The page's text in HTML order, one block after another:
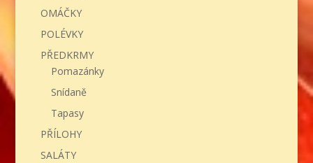
OMÁČKY
POLÉVKY
PŘEDKRMY
Pomazánky
Snídaně
Tapasy
PŘÍLOHY
SALÁTY